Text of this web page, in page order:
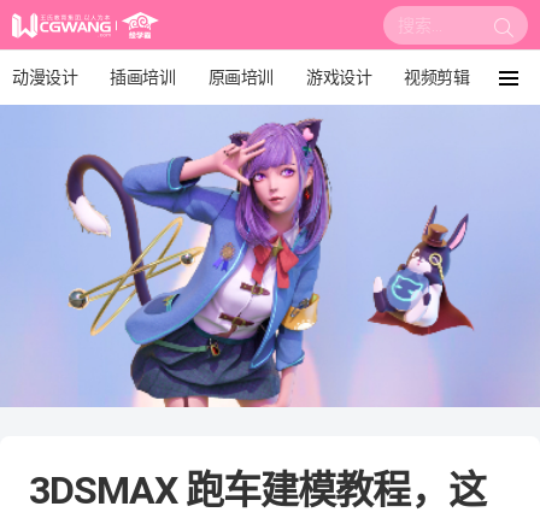
搜
索:
动漫设计 插画培训 原画培训 游戏设计 视频剪辑
培训课程
漫画设计 绘画教程 板绘培训
3DSMAX 跑车建模教程，这